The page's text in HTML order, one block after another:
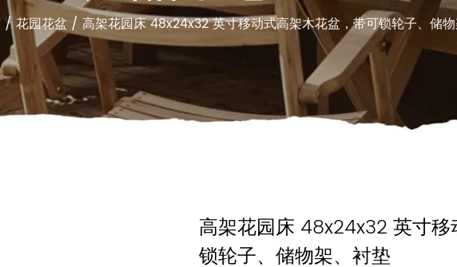
/花园花盆/ 高架花园床 48x24x32 英寸移动式高架木花盆，带可锁轮子、储
高架花园床 48x24x32 英寸
锁轮子、储物架、衬垫